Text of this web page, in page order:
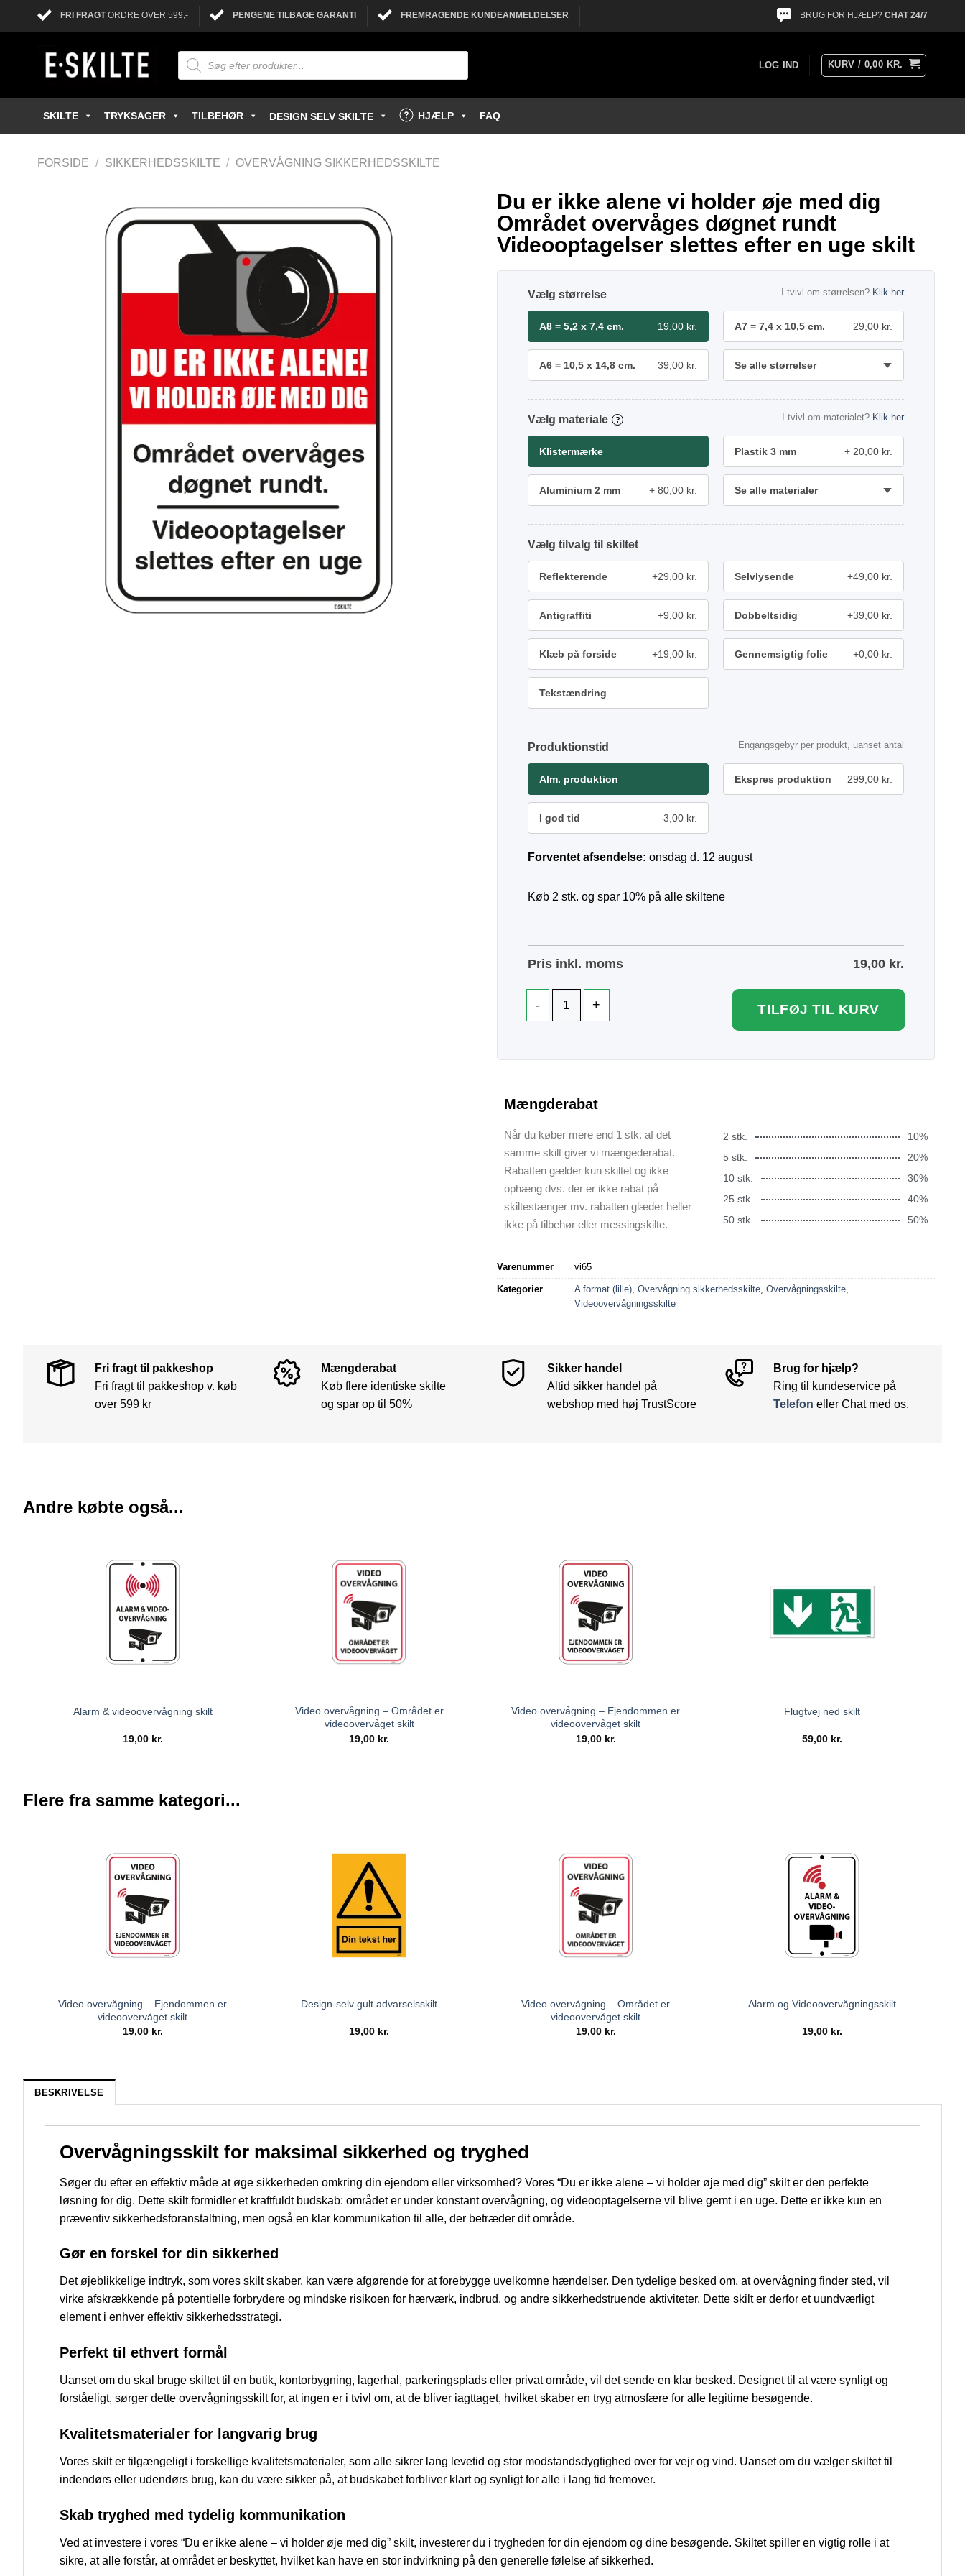
FRI FRAGTORDRE OVER 599,- PENGENE TILBAGE GARANTI FREMRAGENDE KUNDEANMELDELSER BRUG FOR HJÆLP? CHAT 24/7
LOG IND KURV / 0,00 KR.
SKILTE TRYKSAGER TILBEHØR DESIGN SELV SKILTE HJÆLP FAQ
FORSIDE / SIKKERHEDSSKILTE / OVERVÅGNING SIKKERHEDSSKILTE
Du er ikke alene vi holder øje med dig
Området overvåges døgnet rundt
Videooptagelser slettes efter en uge skilt
størrelse I tvivl om størrelsen? Klik her
A8 = 5,2 x 7,4 cm. 19,00 kr. A7 = 7,4 x 10,5 cm. 29,00 kr.
A6 = 10,5 x 14,8 cm. 39,00 kr. Se alle størrelser
materiale ? I tvivl om materialet? Klik her
Klistermærke Plastik 3 mm 20,00 kr.
Aluminium 2 mm 80,00 kr. Se alle materialer
tilvalg
Reflekterende +29,00 kr. Selvlysende +49,00 kr.
Antigraffiti +9,00 kr. Dobbeltsidig +39,00 kr.
Klæb på forside +19,00 kr. Gennemsigtig folie +0,00 kr.
Tekstændring
Produktionstid Engangsgebyr per produkt, uanset antal
Alm. produktion Ekspres produktion 299,00 kr.
I god tid -3,00 kr.
Forventet afsendelse: onsdag d. 12 august
Køb 2 stk. og spar 10% på alle skiltene
Pris inkl. moms 19,00 kr.
TILFØJ TIL KURV
Mængderabat
Når du køber mere end 1 stk. af det
samme skilt giver vi mængederabat.
Rabatten gælder kun skiltet og ikke
ophæng dvs. der er ikke rabat på
skiltestænger mv. rabatten glæder heller
ikke på tilbehør eller messingskilte.
2 stk.
10%
5 stk.
20%
10 stk.
30%
25 stk.
40%
50 stk.
50%
Varenummer vi65
Kategorier A format (lille) Overvågning sikkerhedsskilte Overvågningsskilte
Videoovervågningsskilte
Fri fragt til pakkeshop
Fri fragt til pakkeshop v. køb
over 599 kr
Mængderabat
Køb flere identiske skilte
og spar op til 50%
Sikker handel
Altid sikker handel på
webshop med høj TrustScore
Brug for hjælp?
Ring til kundeservice på
Telefon eller Chat med os.
Andre købte også...
Alarm & videoovervågning skilt
19,00 kr.
Video overvågning – Området er
videoovervåget skilt
19,00 kr.
Video overvågning – Ejendommen er
videoovervåget skilt
19,00 kr.
Flugtvej ned skilt
59,00 kr.
Flere fra samme kategori...
Video overvågning – Ejendommen er
videoovervåget skilt
19,00 kr.
Design-selv gult advarselsskilt
19,00 kr.
Video overvågning – Området er
videoovervåget skilt
19,00 kr.
Alarm og Videoovervågningsskilt
19,00 kr.
BESKRIVELSE
Overvågningsskilt for maksimal sikkerhed og tryghed
Søger du efter en effektiv måde at øge sikkerheden omkring din ejendom eller virksomhed? Vores “Du er ikke alene – vi holder øje med dig” skilt er den perfekte
løsning for dig. Dette skilt formidler et kraftfuldt budskab: området er under konstant overvågning, og videooptagelserne vil blive gemt i en uge. Dette er ikke kun en
præventiv sikkerhedsforanstaltning, men også en klar kommunikation til alle, der betræder dit område.
Gør en forskel for din sikkerhed
Det øjeblikkelige indtryk, som vores skilt skaber, kan være afgørende for at forebygge uvelkomne hændelser. Den tydelige besked om, at overvågning finder sted, vil
virke afskrækkende på potentielle forbrydere og mindske risikoen for hærværk, indbrud, og andre sikkerhedstruende aktiviteter. Dette skilt er derfor et uundværligt
element i enhver effektiv sikkerhedsstrategi.
Perfekt til ethvert formål
Uanset om du skal bruge skiltet til en butik, kontorbygning, lagerhal, parkeringsplads eller privat område, vil det sende en klar besked. Designet til at være synligt og
forståeligt, sørger dette overvågningsskilt for, at ingen er i tvivl om, at de bliver iagttaget, hvilket skaber en tryg atmosfære for alle legitime besøgende.
Kvalitetsmaterialer for langvarig brug
Vores skilt er tilgængeligt i forskellige kvalitetsmaterialer, som alle sikrer lang levetid og stor modstandsdygtighed over for vejr og vind. Uanset om du vælger skiltet til
indendørs eller udendørs brug, kan du være sikker på, at budskabet forbliver klart og synligt for alle i lang tid fremover.
Skab tryghed med tydelig kommunikation
Ved at investere i vores “Du er ikke alene – vi holder øje med dig” skilt, investerer du i trygheden for din ejendom og dine besøgende. Skiltet spiller en vigtig rolle i at
sikre, at alle forstår, at området er beskyttet, hvilket kan have en stor indvirkning på den generelle følelse af sikkerhed.